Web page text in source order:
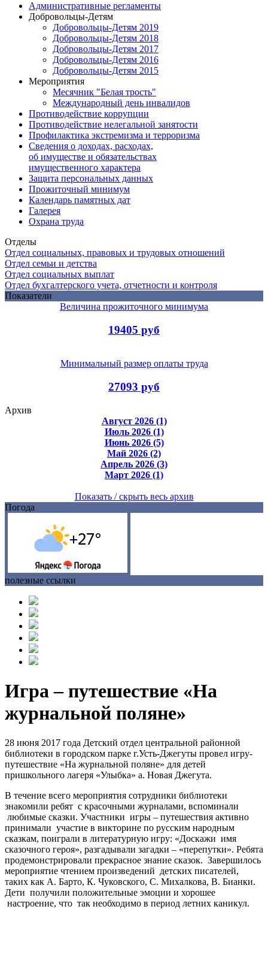
Административные регламенты
Добровольцы-Детям
Добровольцы-Детям 2019
Добровольцы-Детям 2018
Добровольцы-Детям 2017
Добровольцы-Детям 2016
Добровольцы-Детям 2015
Мероприятия
Месячник "Белая трость"
Международный день инвалидов
Противодействие коррупции
Противодействие нелегальной занятости
Профилактика экстремизма и терроризма
Сведения о доходах, расходах,
об имуществе и обязательствах
имущественного характера
Защита персональных данных
Прожиточный минимум
Календарь памятных дат
Галерея
Охрана труда
Отделы
Отдел социальных, правовых и трудовых отношений
Отдел семьи и детства
Отдел социальных выплат
Отдел бухгалтерского учета, отчетности и контроля
Показатели
Величина прожиточного минимума
19405 руб
Минимальный размер оплаты труда
27093 руб
Архив
Август 2026 (1)
Июль 2026 (1)
Июнь 2026 (5)
Май 2026 (2)
Апрель 2026 (3)
Март 2026 (1)
Показать / скрыть весь архив
Погода
полезные ссылки
Игра – путешествие «На
журнальной поляне»
28 июня 2017 года Детский отдел центральной районной
библиотеки в городском парке г.Усть-Джегуты провел игру-
путешествие «На журнальной поляне» для детей
пришкольного лагеря «Улыбка» а. Новая Джегута.
В течение всего мероприятия сотрудники библиотеки
знакомили ребят с красочными журналами, вспоминали
любимые сказки. Участники игры – путешествия активно
принимали участие в викторине по русским народным
сказкам, поиграли в литературную игру: «Доскажи имя
сказочного героя», разгадывали загадки – «перепутки». Ребята
продемонстрировали прекрасное знание сказок. Завершилось
мероприятие чтением произведений детских писателей,
таких как А. Барто, К. Чуковского, С. Михалкова, В. Бианки.
Дети получили положительные эмоции и хорошее
настроение, что так необходимо в период летних каникул.